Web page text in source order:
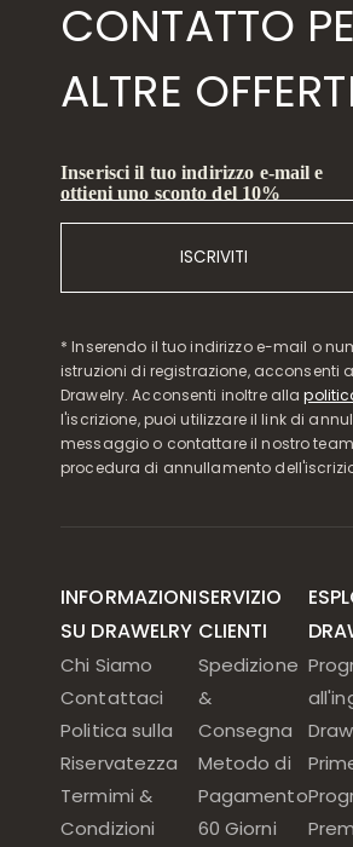
CONTATTO
ALTRE
Inserisci il tuo indirizzo e-mail e
ottieni uno sconto del 10%
ISCRIVITI
* Inserendo il tuo indirizzo e-mail o
istruzioni di registrazione, acconsenti
Drawelry. Acconsenti inoltre alla
l'iscrizione, puoi utilizzare il link di
messaggio o contattare il nostro
procedura di annullamento
INFORMAZIONI
SU DRAWELRY
Chi Siamo
Contattaci
Politica sulla
Riservatezza
Termimi &
Condizioni
SERVIZIO
CLIENTI
Spedizione
&
Consegna
Metodo di
Pagamento
60 Giorni